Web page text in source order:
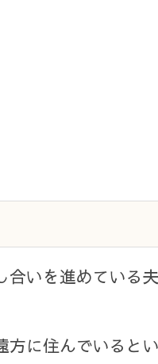
いを進めている
に住んでいると